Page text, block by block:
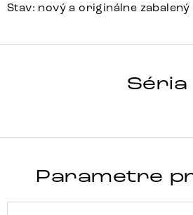
Stav: nový a originálne
Séria
Parametre